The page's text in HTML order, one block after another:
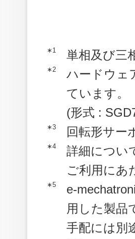
∗1 単相及び三
∗2
ハードウェ
ています。
(形式 :
∗3 回転形サー
∗4
詳細につい
ご利用にあ
∗5
e-
用した製品
手配には別